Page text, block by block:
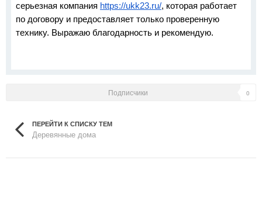
серьезная компания https://ukk23.ru/, которая работает
по договору и предоставляет только проверенную
технику. Выражаю благодарность и рекомендую.
Подписчики 0
ПЕРЕЙТИ К СПИСКУ ТЕМ
Деревянные дома